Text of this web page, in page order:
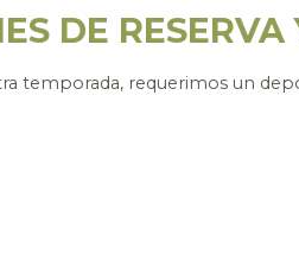
DE
temporada, requerimos un